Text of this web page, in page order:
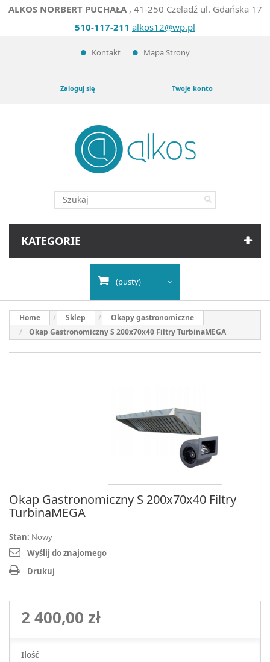
ALKOS NORBERT PUCHAŁA, 41-250 Czeladź ul. Gdańska 17
510-117-211 alkos12@wp.pl
Kontakt Mapa Strony
Zaloguj się Twoje konto
KATEGORIE
(pusty)
Home Sklep
Okapy gastronomiczne
Okap Gastronomiczny S 200x70x40 Filtry TurbinaMEGA
Okap Gastronomiczny S 200x70x40 Filtry
TurbinaMEGA
Stan: Nowy
Wyślij do znajomego
Drukuj
2 400,00 zł
Ilość